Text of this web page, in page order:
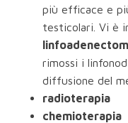
più efficace e
testicolari. Vi è
rimossi i
diffusione del
radioterapia
chemioterapia